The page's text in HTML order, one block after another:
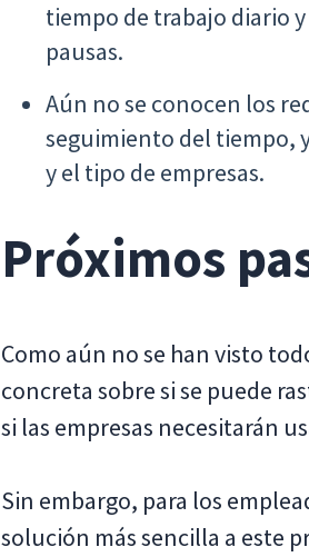
tiempo de trabajo diario
pausas.
Aún no se conocen los
seguimiento del tiempo,
y el tipo de empresas.
Próximos
Como aún no se han visto
concreta sobre si se puede
si las empresas necesitarán
Sin embargo, para los
solución más sencilla a este